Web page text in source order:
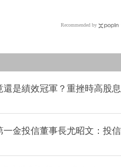
Recommended by
還是績效冠軍？重挫時高股息
一金投信董事長尤昭文：投信